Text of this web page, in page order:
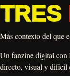
TRES
Más contexto del que
Un fanzine digital con
directo, visual y difícil